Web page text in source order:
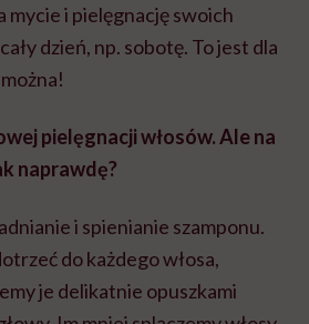
mycie i pielęgnację swoich
dzień, np. sobotę. To jest dla
pielęgnacji włosów. Ale na
naprawdę?
i spienianie szamponu.
do każdego włosa,
je delikatnie opuszkami